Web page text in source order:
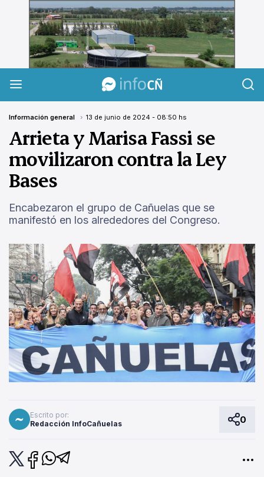
InfoCañuelas
Información general 13 de junio de 2024 - 08:50 hs
Arrieta y Marisa Fassi se
movilizaron contra la Ley
Bases
Encabezaron el grupo de Cañuelas que se
manifestó en los alrededores del Congreso.
Escrito por:
Redacción InfoCañuelas
0